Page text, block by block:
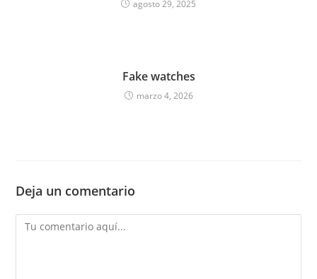
agosto 29, 2025
Fake watches
marzo 4, 2026
Deja un comentario